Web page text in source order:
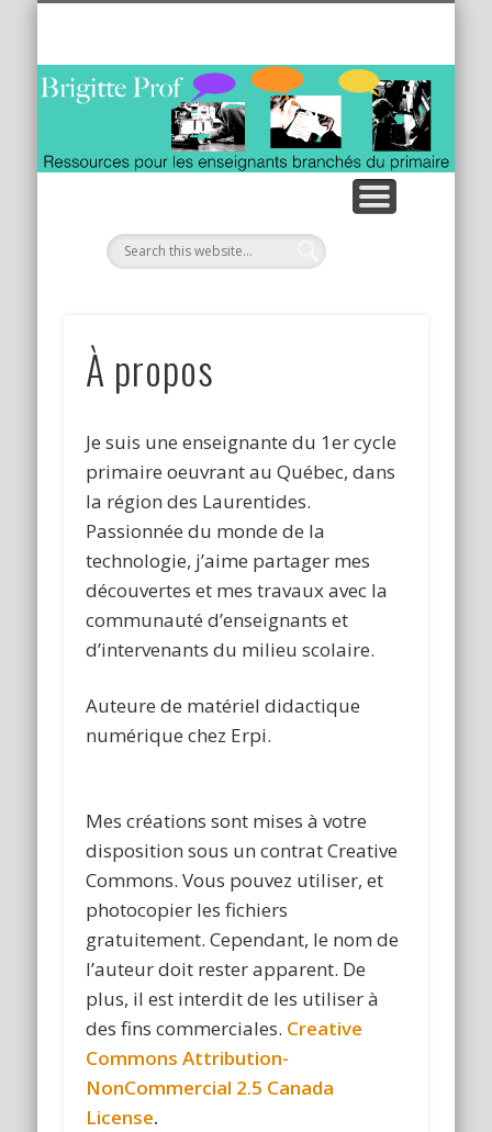
À propos
Je suis une enseignante du 1er cycle
primaire oeuvrant au Québec, dans
la région des Laurentides.
Passionnée du monde de la
technologie, j’aime partager mes
découvertes et mes travaux avec la
communauté d’enseignants et
d’intervenants du milieu scolaire.
Auteure de matériel didactique
numérique chez Erpi.
Mes créations sont mises à votre
disposition sous un contrat Creative
Commons. Vous pouvez utiliser, et
photocopier les fichiers
gratuitement. Cependant, le nom de
l’auteur doit rester apparent. De
plus, il est interdit de les utiliser à
des fins commerciales. Creative
Commons Attribution-
NonCommercial 2.5 Canada
License.